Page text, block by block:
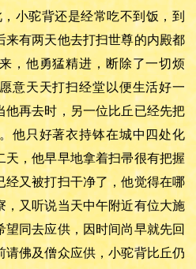
小驼背还是经常吃不到饭，到
来有两天他去打扫世尊的内殿都
，他勇猛精进，断除了一切烦
意天天打扫经堂以便生活好一
他再去时，另一位比丘已经先把
他只好著衣持钵在城中四处化
天，他早早地拿着扫帚很有把握
经又被打扫干净了，他觉得在哪
，又听说当天中午附近有位大施
同去应供，因时间尚早就先回
请佛及僧众应供，小驼背比丘仍